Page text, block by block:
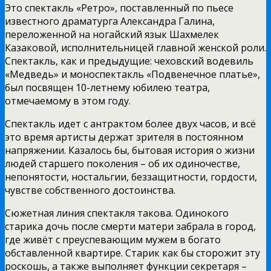
Это спектакль «Ретро», поставленный по пьесе
известного драматурга Александра Галина,
переложенной на ногайский язык Шахмелек
Казаковой, исполнительницей главной женской роли.
Спектакль, как и предыдущие: чеховский водевиль
«Медведь» и моноспектакль «Подвенечное платье»,
был посвящен 10-летнему юбилею театра,
отмечаемому в этом году.
Спектакль идет с антрактом более двух часов, и всё
это время артисты держат зрителя в постоянном
напряжении. Казалось бы, бытовая история о жизни
людей старшего поколения – об их одиночестве,
непонятости, ностальгии, беззащитности, гордости,
чувстве собственного достоинства.
Сюжетная линия спектакля такова. Одинокого
старика дочь после смерти матери забрала в город,
где живёт с преуспевающим мужем в богато
обставленной квартире. Старик как бы сторожит эту
роскошь, а также выполняет функции секретаря –